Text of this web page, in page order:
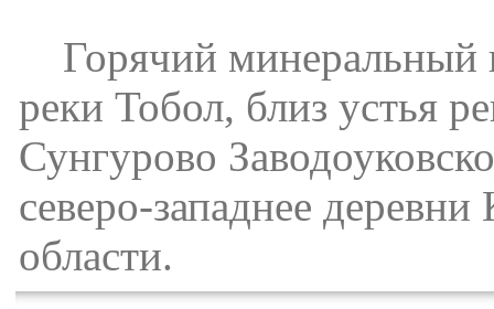
Горячий минеральный
реки Тобол, близ устья
Сунгурово
северо-западнее
области.